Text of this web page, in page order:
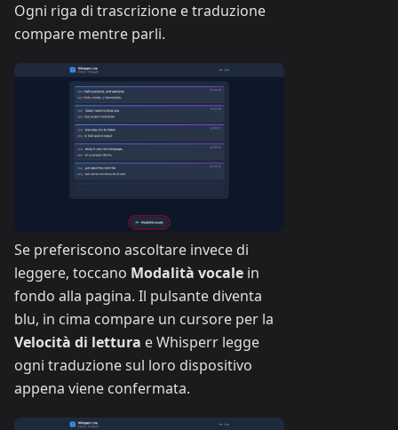
Ogni riga di trascrizione e traduzione
compare mentre parli.
Se preferiscono ascoltare invece di
leggere, toccano Modalità vocale in
fondo alla pagina. Il pulsante diventa
blu, in cima compare un cursore per la
Velocità di lettura e Whisperr legge
ogni traduzione sul loro dispositivo
appena viene confermata.